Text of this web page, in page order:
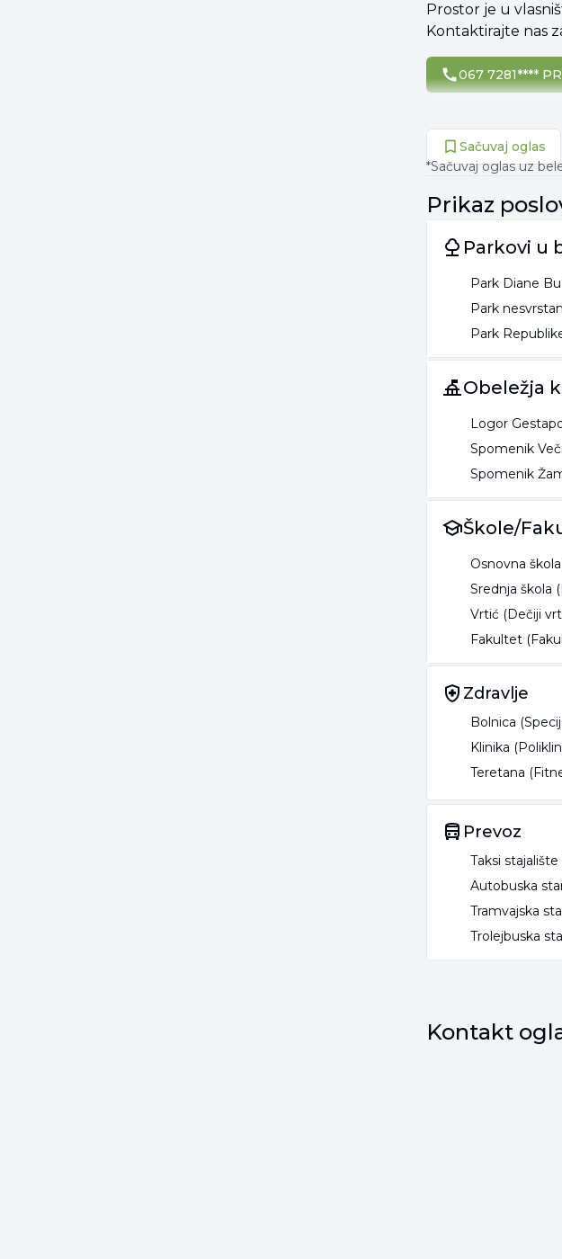
Prostor je u
Kontaktirajte nas
067 7281****
Sačuvaj oglas
*Sačuvaj oglas uz
Prikaz
Parkovi u
Park Diane
Park
Park
Obeležja
Spomenik
Škole/
Vrtić (Dečiji
Zdravlje
Klinika
Prevoz
Taksi stajalište
Tramvajska
Kontakt